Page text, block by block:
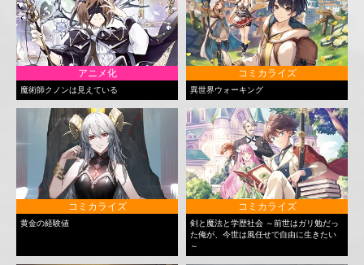
アニメ化
魔術師クノンは見えている
コミカライズ
異世界ウォーキング
コミカライズ
黄金の経験値
コミカライズ
剣と魔法と学歴社会 ～前世はガリ勉だっ
た俺が、今世は風任せで自由に生きたい
～